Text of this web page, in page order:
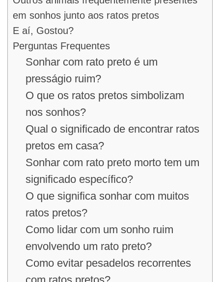
em sonhos junto aos ratos pretos
E aí, Gostou?
Perguntas Frequentes
Sonhar com rato preto é um
presságio ruim?
O que os ratos pretos simbolizam
nos sonhos?
Qual o significado de encontrar ratos
pretos em casa?
Sonhar com rato preto morto tem um
significado específico?
O que significa sonhar com muitos
ratos pretos?
Como lidar com um sonho ruim
envolvendo um rato preto?
Como evitar pesadelos recorrentes